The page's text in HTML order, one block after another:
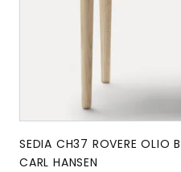
SEDIA CH37 ROVERE OLIO
CARL HANSEN